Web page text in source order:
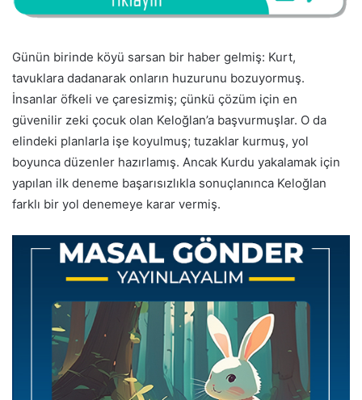
Günün birinde köyü sarsan bir haber gelmiş: Kurt,
tavuklara dadanarak onların huzurunu bozuyormuş.
İnsanlar öfkeli ve çaresizmiş; çünkü çözüm için en
güvenilir zeki çocuk olan Keloğlan’a başvurmuşlar. O da
elindeki planlarla işe koyulmuş; tuzaklar kurmuş, yol
boyunca düzenler hazırlamış. Ancak Kurdu yakalamak için
yapılan ilk deneme başarısızlıkla sonuçlanınca Keloğlan
farklı bir yol denemeye karar vermiş.